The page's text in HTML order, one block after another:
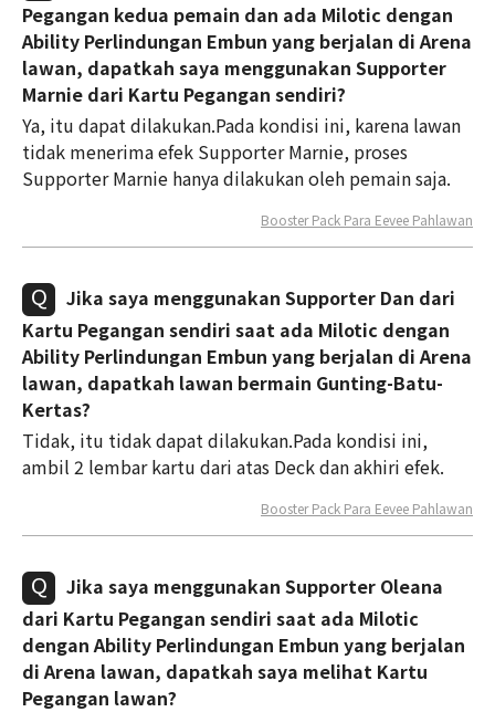
Pegangan kedua pemain dan ada Milotic dengan
Ability Perlindungan Embun yang berjalan di Arena
lawan, dapatkah saya menggunakan Supporter
Marnie dari Kartu Pegangan sendiri?
Ya, itu dapat dilakukan.Pada kondisi ini, karena lawan
tidak menerima efek Supporter Marnie, proses
Supporter Marnie hanya dilakukan oleh pemain saja.
Booster Pack Para Eevee Pahlawan
Jika saya menggunakan Supporter Dan dari
Kartu Pegangan sendiri saat ada Milotic dengan
Ability Perlindungan Embun yang berjalan di Arena
lawan, dapatkah lawan bermain Gunting-Batu-
Kertas?
Tidak, itu tidak dapat dilakukan.Pada kondisi ini,
ambil 2 lembar kartu dari atas Deck dan akhiri efek.
Booster Pack Para Eevee Pahlawan
Jika saya menggunakan Supporter Oleana
dari Kartu Pegangan sendiri saat ada Milotic
dengan Ability Perlindungan Embun yang berjalan
di Arena lawan, dapatkah saya melihat Kartu
Pegangan lawan?